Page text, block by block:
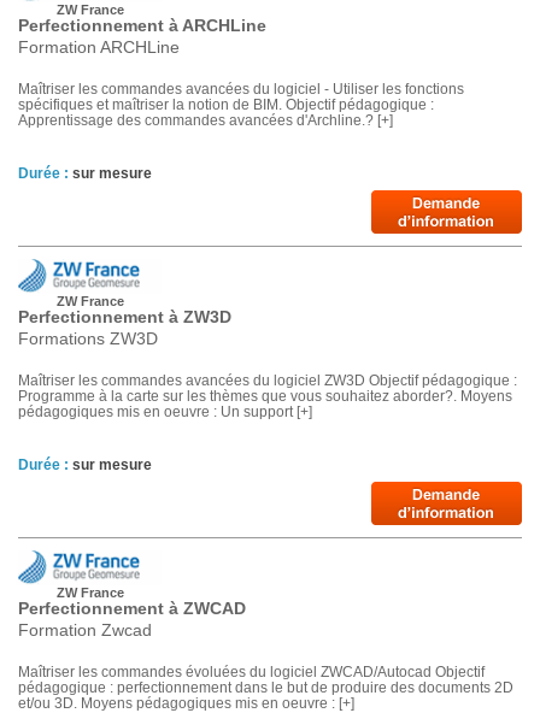
ZW France
Perfectionnement à ARCHLine
Formation ARCHLine
Maîtriser les commandes avancées du logiciel - Utiliser les fonctions
spécifiques et maîtriser la notion de BIM. Objectif pédagogique :
Apprentissage des commandes avancées d'Archline.? [+]
Durée : sur mesure
ZW France
Perfectionnement à ZW3D
Formations ZW3D
Maîtriser les commandes avancées du logiciel ZW3D Objectif pédagogique :
Programme à la carte sur les thèmes que vous souhaitez aborder?. Moyens
pédagogiques mis en oeuvre : Un support [+]
Durée : sur mesure
ZW France
Perfectionnement à ZWCAD
Formation Zwcad
Maîtriser les commandes évoluées du logiciel ZWCAD/Autocad Objectif
pédagogique : perfectionnement dans le but de produire des documents 2D
et/ou 3D. Moyens pédagogiques mis en oeuvre : [+]